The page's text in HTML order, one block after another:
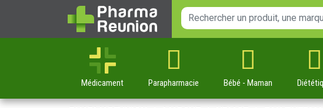
Médicament Parapharmacie Bébé - Maman